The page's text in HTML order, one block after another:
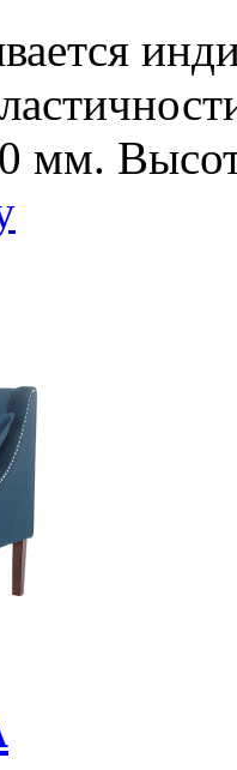
мм.